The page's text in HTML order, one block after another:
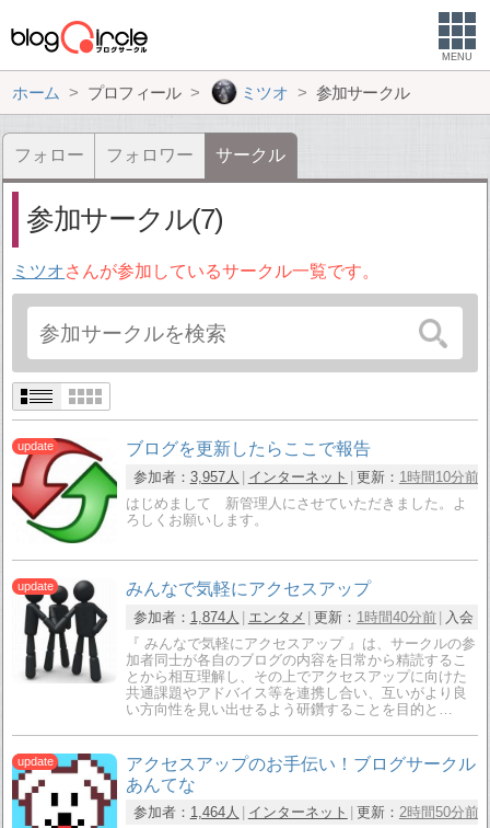
MENU
ホーム プロフィール ミツオ 参加サークル
フォロー フォロワー サークル
参加サークル(7)
ミツオ さんが参加しているサークル一覧です。
ブログを更新したらここで報告
参加者： 3,957人 インターネット 更新： 1時間10分前
はじめまして 新管理人にさせていただきました。よ
ろしくお願いします。
みんなで気軽にアクセスアップ
参加者： 1,874人 エンタメ 更新： 1時間40分前 入会：
『 みんなで気軽にアクセスアップ 』は、サークルの参
加者同士が各自のブログの内容を日常から精読するこ
とから相互理解し、その上でアクセスアップに向けた
共通課題やアドバイス等を連携し合い、互いがより良
い方向性を見い出せるよう研鑽することを目的と…
アクセスアップのお手伝い！ブログサークル
あんてな
参加者： 1,464人 インターネット 更新： 2時間50分前